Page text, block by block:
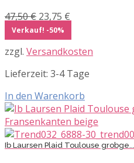
47,50€ Ursprünglicher
Preis
war:
47,50 €
23,75 €
ist:
23,75 €.
Verkauf! -50%
zzgl. Versandkosten
Lieferzeit: 3-4 Tage
In den Warenkorb
Ib Laursen Plaid Toulouse grobge...